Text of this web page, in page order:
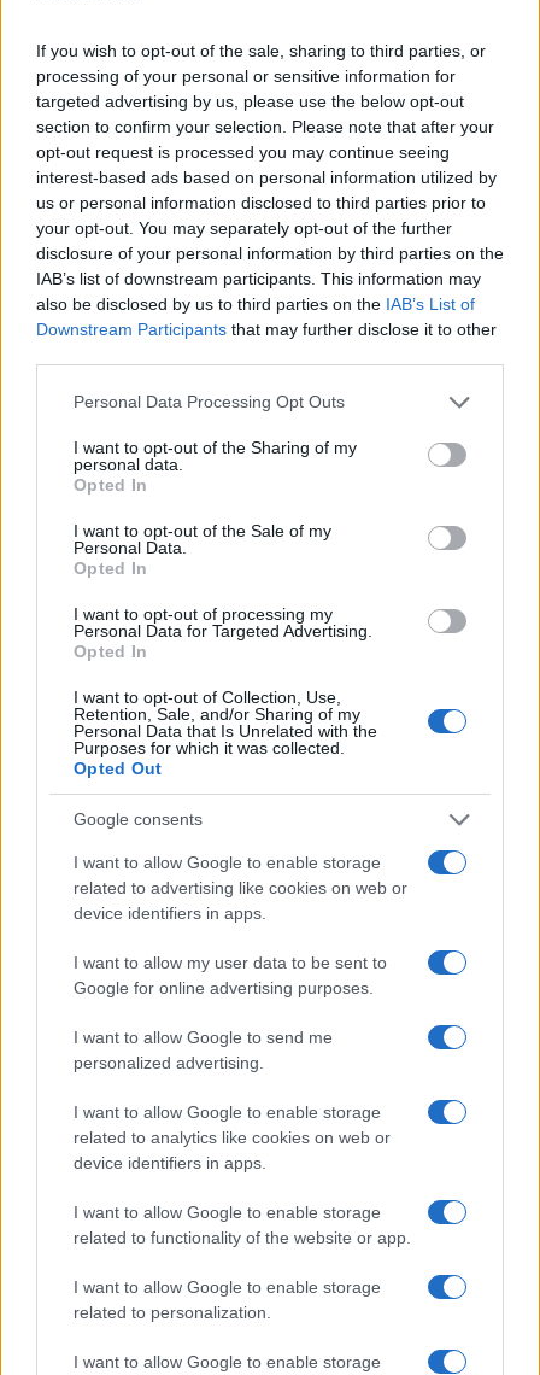
If you wish to opt-out of the sale, sharing to third parties, or
processing of your personal or sensitive information for
targeted advertising by us, please use the below opt-out
section to confirm your selection. Please note that after your
opt-out request is processed you may continue seeing
interest-based ads based on personal information utilized by
us or personal information disclosed to third parties prior to
your opt-out. You may separately opt-out of the further
disclosure of your personal information by third parties on the
IAB’s list of downstream participants. This information may
also be disclosed by us to third parties on the IAB’s List of
Downstream Participants that may further disclose it to other
Please note that this website/app uses one or more Google
not limited to your visit or usage behaviour. You may click to
grant or deny consent to Google and its third-party tags to
use your data for below specified purposes in below Google
consent section.
Personal Data Processing Opt Outs
I want to opt-out of the Sharing of my
personal data.
Opted In
I want to opt-out of the Sale of my
Personal Data.
Opted In
I want to opt-out of processing my
Personal Data for Targeted Advertising.
Opted In
I want to opt-out of Collection, Use,
Retention, Sale, and/or Sharing of my
Personal Data that Is Unrelated with the
Purposes for which it was collected.
Opted Out
Google consents
I want to allow Google to enable storage
related to advertising like cookies on web or
device identifiers in apps.
I want to allow my user data to be sent to
Google for online advertising purposes.
I want to allow Google to send me
personalized advertising.
I want to allow Google to enable storage
related to analytics like cookies on web or
device identifiers in apps.
I want to allow Google to enable storage
related to functionality of the website or app.
I want to allow Google to enable storage
related to personalization.
I want to allow Google to enable storage
Vuoi rimuovere le pubblicità nazionali?
Puoi abbonarti asoli € 1,10 al mese
cliccandoqui
Sei già abbonato?
Puoi effettuare l'accesso andando nella
cliccandoqui
TEMI: Arzachena Notizie
Notizie Arzachena
Notizie Sardegna
Villa Costa Smeralda
Ville Costa Smeralda
Inviaci le tue segnalazioni,
i tuoi video e le tue foto
345 356 7512
Notizie in tempo reale?
Entra nel canale telegram di
GalluraOggi.it
Ricevi le nostre ultime news
Condividi l'articolo
F T PiW